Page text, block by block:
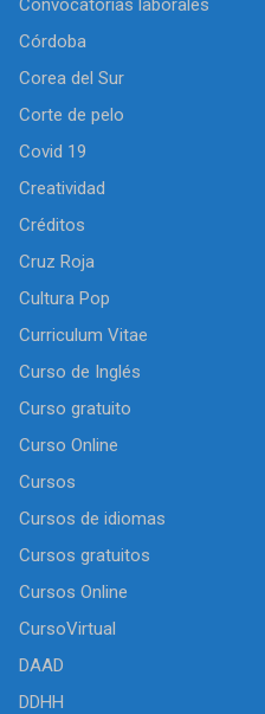
Córdoba
Corea del Sur
Corte de pelo
Covid 19
Creatividad
Créditos
Cruz Roja
Cultura Pop
Curriculum Vitae
Curso de Inglés
Curso gratuito
Curso Online
Cursos
Cursos de idiomas
Cursos gratuitos
Cursos Online
CursoVirtual
DAAD
DDHH